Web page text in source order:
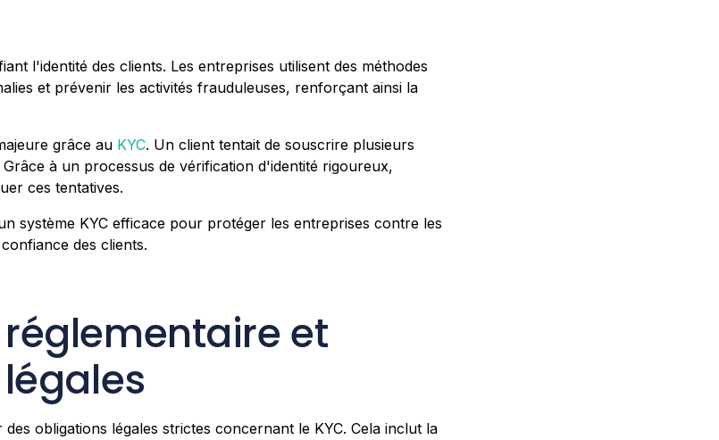
l'identité des clients. Les entreprises utilisent des méthodes
et prévenir les activités frauduleuses, renforçant ainsi la
grâce au KYC. Un client tentait de souscrire plusieurs
à un processus de vérification d'identité rigoureux,
ces tentatives.
système KYC efficace pour protéger les entreprises contre les
des clients.
et
obligations légales strictes concernant le KYC. Cela inclut la